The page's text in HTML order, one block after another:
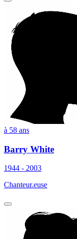
à 58 ans
Barry White
1944 - 2003
Chanteur.euse